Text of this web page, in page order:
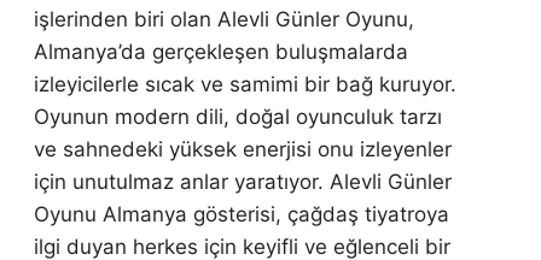
işlerinden biri olan Alevli Günler Oyunu,
Almanya’da gerçekleşen buluşmalarda
izleyicilerle sıcak ve samimi bir bağ kuruyor.
Oyunun modern dili, doğal oyunculuk tarzı
ve sahnedeki yüksek enerjisi onu izleyenler
için unutulmaz anlar yaratıyor. Alevli Günler
Oyunu Almanya gösterisi, çağdaş tiyatroya
ilgi duyan herkes için keyifli ve eğlenceli bir